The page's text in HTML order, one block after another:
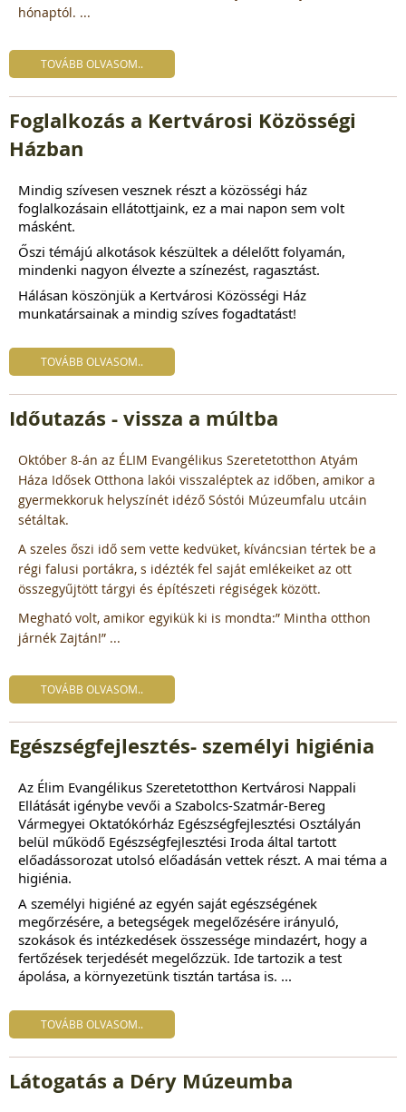
hónaptól. ...
TOVÁBB OLVASOM..
Foglalkozás a Kertvárosi Közösségi
Házban
Mindig szívesen vesznek részt a közösségi ház
foglalkozásain ellátottjaink, ez a mai napon sem volt
másként.
Őszi témájú alkotások készültek a délelőtt folyamán,
mindenki nagyon élvezte a színezést, ragasztást.
Hálásan köszönjük a Kertvárosi Közösségi Ház
munkatársainak a mindig szíves fogadtatást!
TOVÁBB OLVASOM..
Időutazás - vissza a múltba
Október 8-án az ÉLIM Evangélikus Szeretetotthon Atyám
Háza Idősek Otthona lakói visszaléptek az időben, amikor a
gyermekkoruk helyszínét idéző Sóstói Múzeumfalu utcáin
sétáltak.
A szeles őszi idő sem vette kedvüket, kíváncsian tértek be a
régi falusi portákra, s idézték fel saját emlékeiket az ott
összegyűjtött tárgyi és építészeti régiségek között.
Megható volt, amikor egyikük ki is mondta:” Mintha otthon
járnék Zajtán!” ...
TOVÁBB OLVASOM..
Egészségfejlesztés- személyi higiénia
Az Élim Evangélikus Szeretetotthon Kertvárosi Nappali
Ellátását igénybe vevői a Szabolcs-Szatmár-Bereg
Vármegyei Oktatókórház Egészségfejlesztési Osztályán
belül működő Egészségfejlesztési Iroda által tartott
előadássorozat utolsó előadásán vettek részt. A mai téma a
higiénia.
A személyi higiéné az egyén saját egészségének
megőrzésére, a betegségek megelőzésére irányuló,
szokások és intézkedések összessége mindazért, hogy a
fertőzések terjedését megelőzzük. Ide tartozik a test
ápolása, a környezetünk tisztán tartása is. ...
TOVÁBB OLVASOM..
Látogatás a Déry Múzeumba